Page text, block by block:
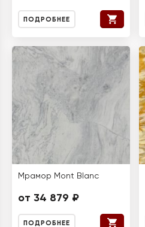
ПОДРОБНЕЕ
Мрамор Mont Blanc
от 34 879 ₽
ПОДРОБНЕЕ